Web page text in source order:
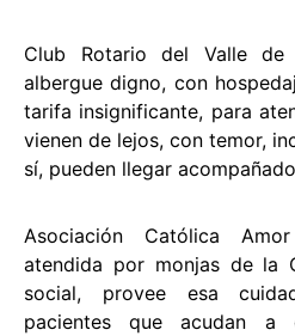
Club Rotario del Valle de
albergue digno, con
tarifa insignificante, para
vienen de lejos, con temor,
sí, pueden llegar
Asociación Católica
atendida por monjas de la
social, provee esa
pacientes que acudan a